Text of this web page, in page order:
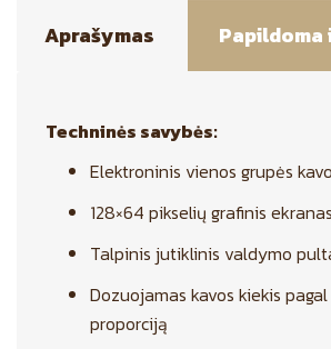
Aprašymas
Techninės savybės:
Elektroninis vienos grupės
128×64 pikselių grafinis ekranas
Talpinis jutiklinis valdymo
Dozuojamas kavos kiekis
proporciją